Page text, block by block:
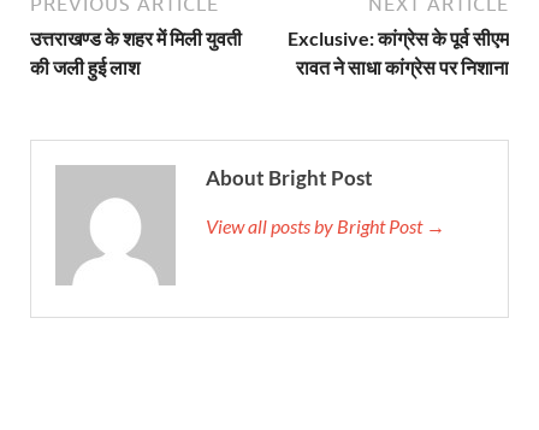
उत्तराखण्ड के शहर में मिली युवती
की जली हुई लाश
Exclusive: कांग्रेस के पूर्व सीएम
रावत ने साधा कांग्रेस पर निशाना
About Bright Post
View all posts by Bright Post →